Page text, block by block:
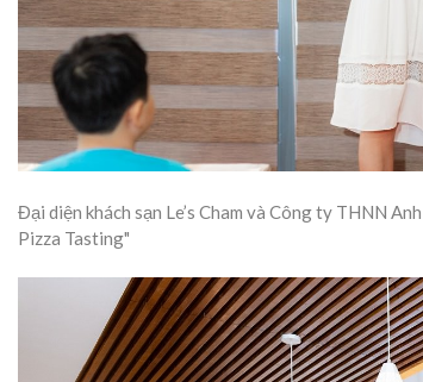
Đại diện khách sạn Le’s Cham và Công ty THNN
Pizza Tasting"